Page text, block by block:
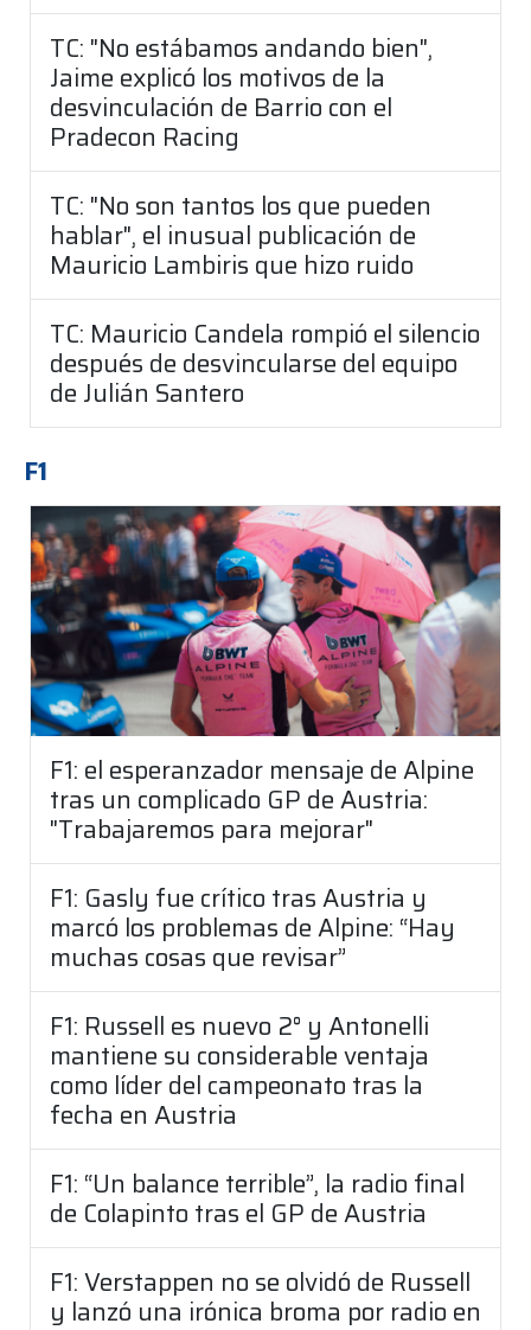
TC: "No estábamos andando bien",
Jaime explicó los motivos de la
desvinculación de Barrio con el
Pradecon Racing
TC: "No son tantos los que pueden
hablar", el inusual publicación de
Mauricio Lambiris que hizo ruido
TC: Mauricio Candela rompió el silencio
después de desvincularse del equipo
de Julián Santero
F1
F1: el esperanzador mensaje de Alpine
tras un complicado GP de Austria:
"Trabajaremos para mejorar"
F1: Gasly fue crítico tras Austria y
marcó los problemas de Alpine: “Hay
muchas cosas que revisar”
F1: Russell es nuevo 2° y Antonelli
mantiene su considerable ventaja
como líder del campeonato tras la
fecha en Austria
F1: “Un balance terrible”, la radio final
de Colapinto tras el GP de Austria
F1: Verstappen no se olvidó de Russell
y lanzó una irónica broma por radio en